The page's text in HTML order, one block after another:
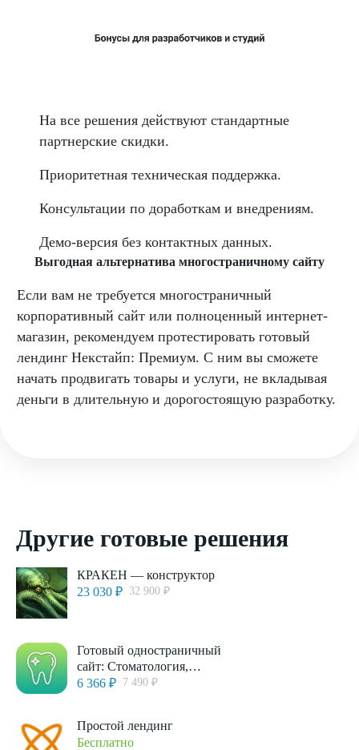
На все решения действуют стандартные
партнерские скидки.
Приоритетная техническая поддержка.
Консультации по доработкам и внедрениям.
Демо-версия без контактных данных.
Выгодная альтернатива многостраничному сайту
Если вам не требуется многостраничный
корпоративный сайт или полноценный интернет-
магазин, рекомендуем протестировать готовый
лендинг Некстайп: Премиум. С ним вы сможете
начать продвигать товары и услуги, не вкладывая
деньги в длительную и дорогостоящую разработку.
Другие готовые решения
КРАКЕН — конструктор
23 030 ₽ 32 900 ₽
Готовый одностраничный
сайт: Стоматология,
медицинский центр,
6 366 ₽ 7 490 ₽
Простой лендинг
Бесплатно